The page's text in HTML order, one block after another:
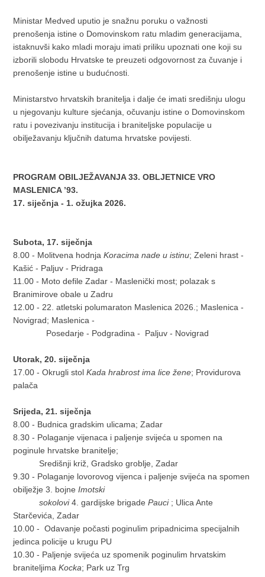
Ministar Medved uputio je snažnu poruku o važnosti
prenošenja istine o Domovinskom ratu mladim generacijama,
istaknuvši kako mladi moraju imati priliku upoznati one koji su
izborili slobodu Hrvatske te preuzeti odgovornost za čuvanje i
prenošenje istine u budućnosti.
Ministarstvo hrvatskih branitelja i dalje će imati središnju ulogu
u njegovanju kulture sjećanja, očuvanju istine o Domovinskom
ratu i povezivanju institucija i braniteljske populacije u
obilježavanju ključnih datuma hrvatske povijesti.
PROGRAM OBILJEŽAVANJA 33. OBLJETNICE VRO
MASLENICA ’93.
17. siječnja - 1. ožujka 2026.
Subota, 17. siječnja
8.00 - Molitvena hodnjaKoracima nade u istinu; Zeleni hrast -
Kašić - Paljuv - Pridraga
11.00 - Moto defile Zadar - Maslenički most; polazak s
Branimirove obale u Zadru
12.00 - 22. atletski polumaraton Maslenica 2026.; Maslenica -
Novigrad; Maslenica -
Posedarje - Podgradina - Paljuv - Novigrad
Utorak, 20. siječnja
17.00 - Okrugli stolKada hrabrost ima lice žene; Providurova
palača
Srijeda, 21. siječnja
8.00 - Budnica gradskim ulicama; Zadar
8.30 - Polaganje vijenaca i paljenje svijeća u spomen na
poginule hrvatske branitelje;
Središnji križ, Gradsko groblje, Zadar
9.30 - Polaganje lovorovog vijenca i paljenje svijeća na spomen
obilježje 3. bojneImotski
sokolovi4. gardijske brigadePauci; Ulica Ante
Starčevića, Zadar
10.00 - Odavanje počasti poginulim pripadnicima specijalnih
jedinca policije u krugu PU
10.30 - Paljenje svijeća uz spomenik poginulim hrvatskim
braniteljimaKocka; Park uz Trg